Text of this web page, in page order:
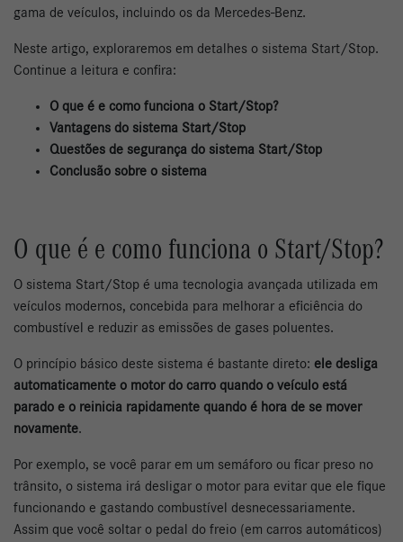
gama de veículos, incluindo os da Mercedes-Benz.
Neste artigo, exploraremos em detalhes o sistema Start/Stop.
Continue a leitura e confira:
O que é e como funciona o Start/Stop?
Vantagens do sistema Start/Stop
Questões de segurança do sistema Start/Stop
Conclusão sobre o sistema
O que é e como funciona o Start/Stop?
O sistema Start/Stop é uma tecnologia avançada utilizada em
veículos modernos, concebida para melhorar a eficiência do
combustível e reduzir as emissões de gases poluentes.
O princípio básico deste sistema é bastante direto: ele desliga
automaticamente o motor do carro quando o veículo está
parado e o reinicia rapidamente quando é hora de se mover
novamente.
Por exemplo, se você parar em um semáforo ou ficar preso no
trânsito, o sistema irá desligar o motor para evitar que ele fique
funcionando e gastando combustível desnecessariamente.
Assim que você soltar o pedal do freio (em carros automáticos)